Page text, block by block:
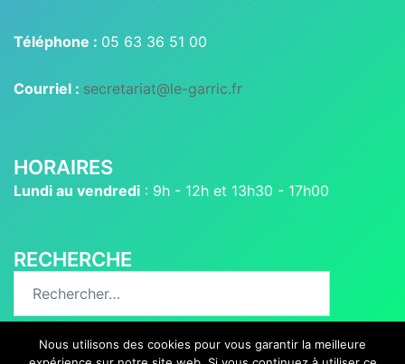
Téléphone : 05 63 36 51 00
Courriel : secretariat@le-garric.fr
HORAIRES
Lundi au vendredi : 9h - 12h et 13h30 - 17h00
RECHERCHE
Nous utilisons des cookies pour vous garantir la meilleure